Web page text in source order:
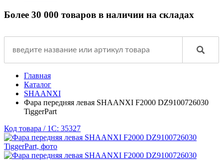
Более 30 000 товаров в наличии на складах
Главная
Каталог
SHAANXI
Фара передняя левая SHAANXI F2000 DZ9100726030
TiggerPart
Код товара / 1C: 35327